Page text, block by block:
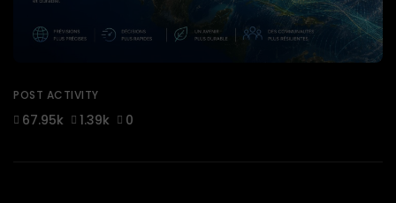
POST ACTIVITY
67.95k 1.39k 0